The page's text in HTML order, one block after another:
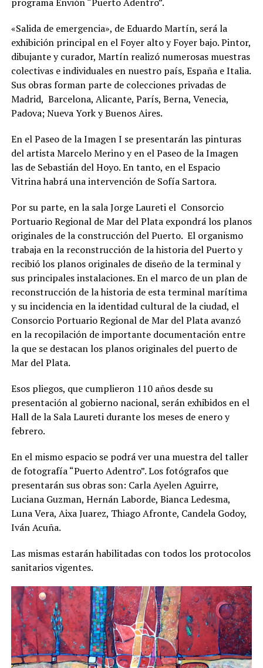
«Salida de emergencia», de Eduardo Martín, será la
exhibición principal en el Foyer alto y Foyer bajo. Pintor,
dibujante y curador, Martín realizó numerosas muestras
colectivas e individuales en nuestro país, España e Italia.
Sus obras forman parte de colecciones privadas de
Madrid, Barcelona, Alicante, París, Berna, Venecia,
Padova; Nueva York y Buenos Aires.
En el Paseo de la Imagen I se presentarán las pinturas
del artista Marcelo Merino y en el Paseo de la Imagen
las de Sebastián del Hoyo. En tanto, en el Espacio
Vitrina habrá una intervención de Sofía Sartora.
Por su parte, en la sala Jorge Laureti el Consorcio
Portuario Regional de Mar del Plata expondrá los planos
originales de la construcción del Puerto. El organismo
trabaja en la reconstrucción de la historia del Puerto y
recibió los planos originales de diseño de la terminal y
sus principales instalaciones. En el marco de un plan de
reconstrucción de la historia de esta terminal marítima
y su incidencia en la identidad cultural de la ciudad, el
Consorcio Portuario Regional de Mar del Plata avanzó
en la recopilación de importante documentación entre
la que se destacan los planos originales del puerto de
Mar del Plata.
Esos pliegos, que cumplieron 110 años desde su
presentación al gobierno nacional, serán exhibidos en el
Hall de la Sala Laureti durante los meses de enero y
febrero.
En el mismo espacio se podrá ver una muestra del taller
de fotografía “Puerto Adentro”. Los fotógrafos que
presentarán sus obras son: Carla Ayelen Aguirre,
Luciana Guzman, Hernán Laborde, Bianca Ledesma,
Luna Vera, Aixa Juarez, Thiago Afronte, Candela Godoy,
Iván Acuña.
Las mismas estarán habilitadas con todos los protocolos
sanitarios vigentes.